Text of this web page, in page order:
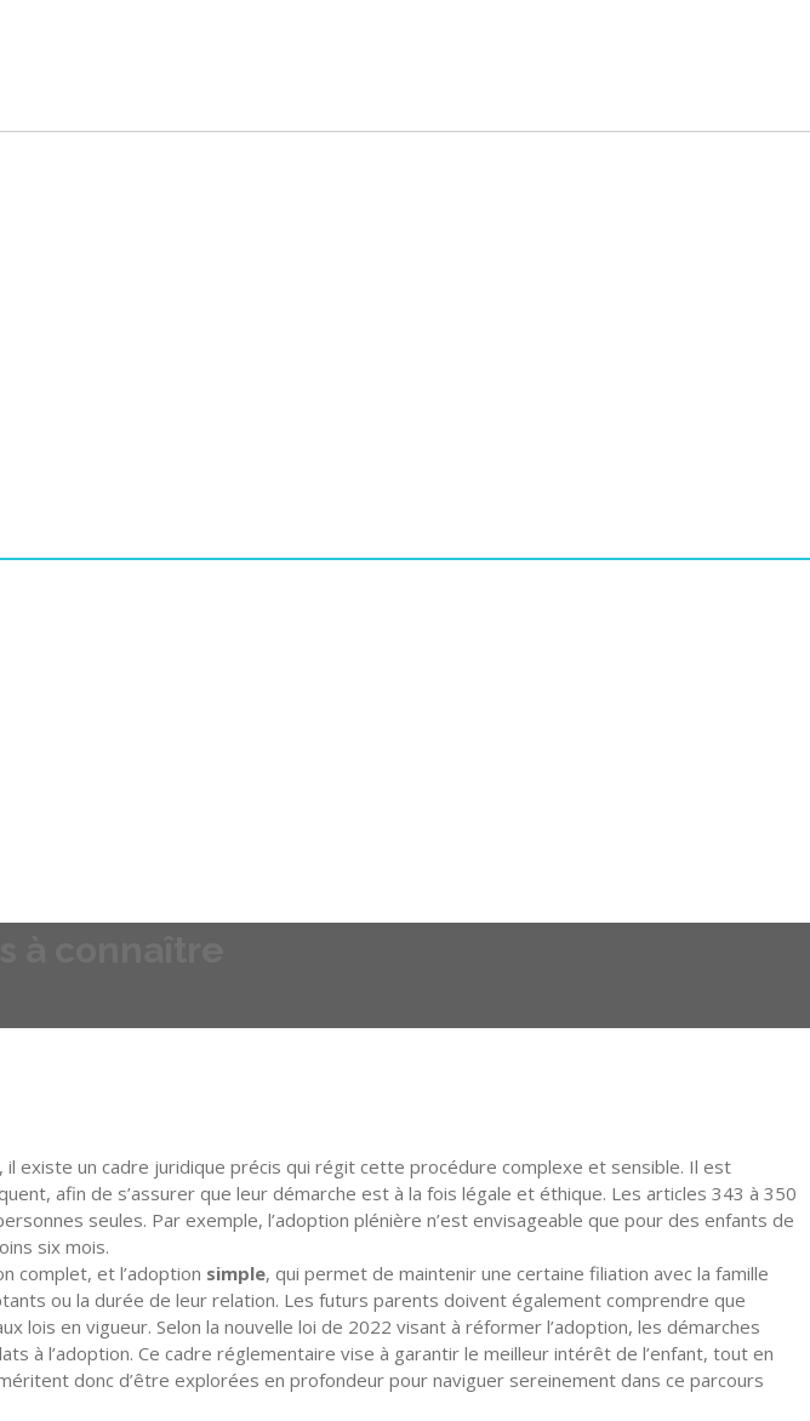
existe un cadre juridique précis qui régit cette procédure complexe et sensible. Il est
afin de s’assurer que leur démarche est à la fois légale et éthique. Les articles 343 à 350
seules. Par exemple, l’adoption plénière n’est envisageable que pour des enfants de
six mois.
complet, et l’adoption simple, qui permet de maintenir une certaine filiation avec la famille
ou la durée de leur relation. Les futurs parents doivent également comprendre que
lois en vigueur. Selon la nouvelle loi de 2022 visant à réformer l’adoption, les démarches
à l’adoption. Ce cadre réglementaire vise à garantir le meilleur intérêt de l’enfant, tout en
donc d’être explorées en profondeur pour naviguer sereinement dans ce parcours